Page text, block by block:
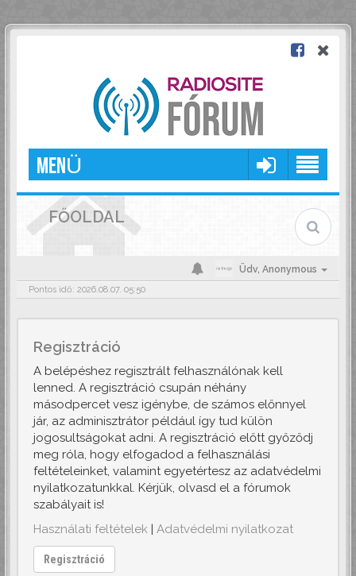
MENÜ
FŐOLDAL
Üdv, Anonymous
Pontos idő: 2026.08.07. 05:50
Regisztráció
A belépéshez regisztrált felhasználónak kell
lenned. A regisztráció csupán néhány
másodpercet vesz igénybe, de számos előnnyel
jár, az adminisztrátor például így tud külön
jogosultságokat adni. A regisztráció előtt győződj
meg róla, hogy elfogadod a felhasználási
feltételeinket, valamint egyetértesz az adatvédelmi
nyilatkozatunkkal. Kérjük, olvasd el a fórumok
szabályait is!
Használati feltételek | Adatvédelmi nyilatkozat
Regisztráció